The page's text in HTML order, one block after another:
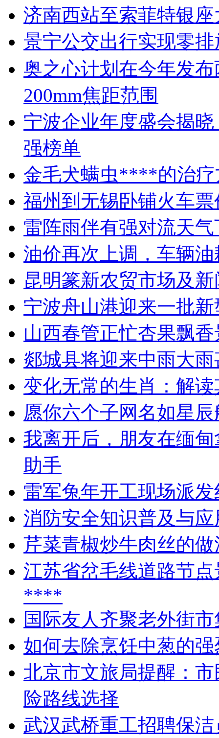
济南西站至索菲特银
景宁公交出行实现零
奥之心计划在今年发
200mm焦距范围
宁波企业年度盛会揭
强榜单
金毛犬螨虫****的治疗
福州到无锡卧铺火车
雷阵雨伴有强对流天
油价再次上调，车辆
昆明篆新农贸市场及
宁波舟山港迎来一批
山西春管正忙杏果飘
郯城县将迎来中雨大
变化无常的生肖：解
愿你六个子网名如星
我离开后，朋友在缅
助手
雷军兔年开工现场派
消防安全知识普及与
芹菜青椒炒牛肉丝的
江苏省岔毛线道路节
****
国际友人齐聚老外街
如何去除烹饪中葱的
北京市文旅局提醒：
险路线选择
武汉武桥重工招聘保